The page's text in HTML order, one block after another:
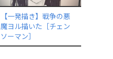
【一発描き】戦争の悪
魔ヨル描いた［チェン
ソーマン］